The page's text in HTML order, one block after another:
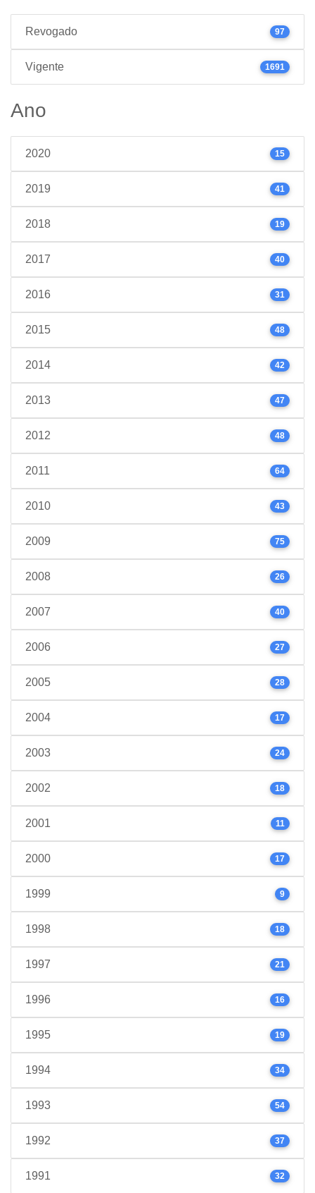
Revogado 97
Vigente 1691
Ano
2020 15
2019 41
2018 19
2017 40
2016 31
2015 48
2014 42
2013 47
2012 48
2011 64
2010 43
2009 75
2008 26
2007 40
2006 27
2005 28
2004 17
2003 24
2002 18
2001 11
2000 17
1999 9
1998 18
1997 21
1996 16
1995 19
1994 34
1993 54
1992 37
1991 32